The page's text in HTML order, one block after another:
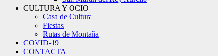
CULTURA Y OCIO
Casa de Cultura
Fiestas
Rutas de Montaña
COVID-19
CONTACTA